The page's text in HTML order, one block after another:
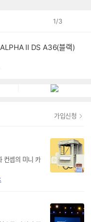
1/3
II DS A36(블랙)
가입신청
컨셉의 미니 카